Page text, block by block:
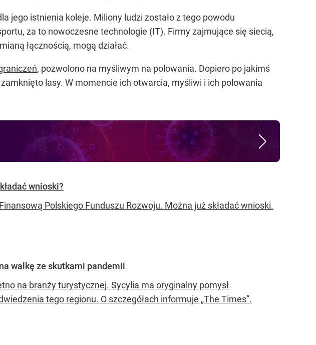
jego istnienia koleje. Miliony ludzi zostało z tego powodu
za to nowoczesne technologie (IT). Firmy zajmujące się siecią,
łącznością, mogą działać.
, pozwolono na myśliwym na polowania. Dopiero po jakimś
lasy. W momencie ich otwarcia, myśliwi i ich polowania
wnioski?
Polskiego Funduszu Rozwoju. Można już składać wnioski.
walkę ze skutkami pandemii
na branży turystycznej. Sycylia ma oryginalny pomysł
tego regionu. O szczegółach informuje „The Times”.